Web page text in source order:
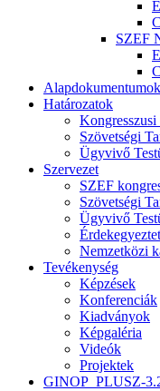
SZEF
Alapdokumentumok
Határozatok
Kongresszusi
Szövetségi
Ügyvivő
Szervezet
SZEF
Szövetségi
Ügyvivő
Nemzetközi
Tevékenység
Képzések
Konferenciák
Kiadványok
Képgaléria
Videók
Projektek
GINOP_PLUSZ-